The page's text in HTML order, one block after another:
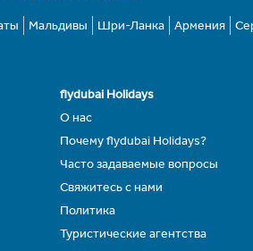
Мальдивы Шри-Ланка Армения
flydubai Holidays
О нас
Почему flydubai Holidays?
Часто задаваемые вопросы
Свяжитесь с нами
Политика
Туристические агентства